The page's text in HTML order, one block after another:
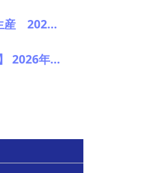
日本国内自動車生産 2026年6月生産台数 73万7千台 前年同月比6.8%増加
【貿易統計/日本】 2026年6月一覧表